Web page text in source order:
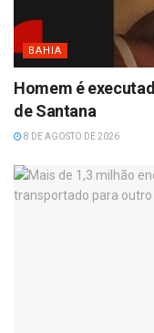
BAHIA
Homem é
de Santana
8 DE AGOSTO DE 2026